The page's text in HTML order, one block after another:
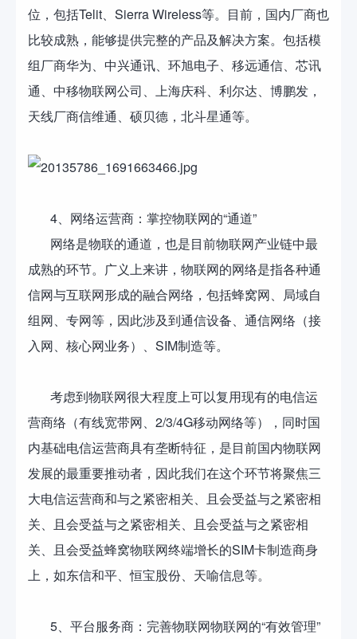
位，包括Telit、Sierra Wireless等。目前，国内厂商也
比较成熟，能够提供完整的产品及解决方案。包括模
组厂商华为、中兴通讯、环旭电子、移远通信、芯讯
通、中移物联网公司、上海庆科、利尔达、博鹏发，
天线厂商信维通、硕贝德，北斗星通等。
4、网络运营商：掌控物联网的“通道”
网络是物联的通道，也是目前物联网产业链中最
成熟的环节。广义上来讲，物联网的网络是指各种通
信网与互联网形成的融合网络，包括蜂窝网、局域自
组网、专网等，因此涉及到通信设备、通信网络（接
入网、核心网业务）、SIM制造等。
考虑到物联网很大程度上可以复用现有的电信运
营商络（有线宽带网、2/3/4G移动网络等），同时国
内基础电信运营商具有垄断特征，是目前国内物联网
发展的最重要推动者，因此我们在这个环节将聚焦三
大电信运营商和与之紧密相关、且会受益与之紧密相
关、且会受益与之紧密相关、且会受益与之紧密相
关、且会受益蜂窝物联网终端增长的SIM卡制造商身
上，如东信和平、恒宝股份、天喻信息等。
5、平台服务商：完善物联网物联网的“有效管理”